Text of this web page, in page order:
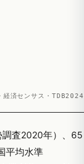
経済センサス・TDB2024
査2020年）、65
平均水準